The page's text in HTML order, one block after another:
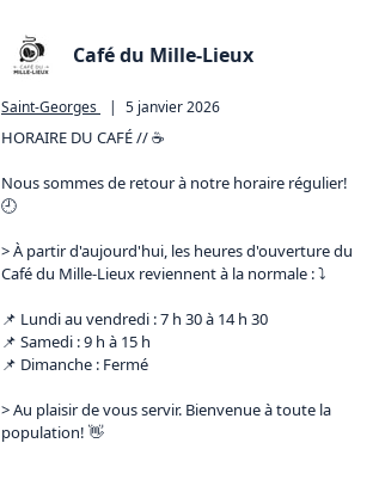
Café du Mille-Lieux
Saint-Georges | 5 janvier 2026
HORAIRE DU CAFÉ // ☕
Nous sommes de retour à notre horaire régulier!
🕘
> À partir d'aujourd'hui, les heures d'ouverture du
Café du Mille-Lieux reviennent à la normale : ⤵
📌 Lundi au vendredi : 7 h 30 à 14 h 30
📌 Samedi : 9 h à 15 h
📌 Dimanche : Fermé
> Au plaisir de vous servir. Bienvenue à toute la
population! 👋